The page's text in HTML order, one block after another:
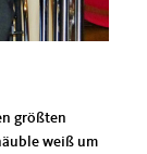
größten
weiß um